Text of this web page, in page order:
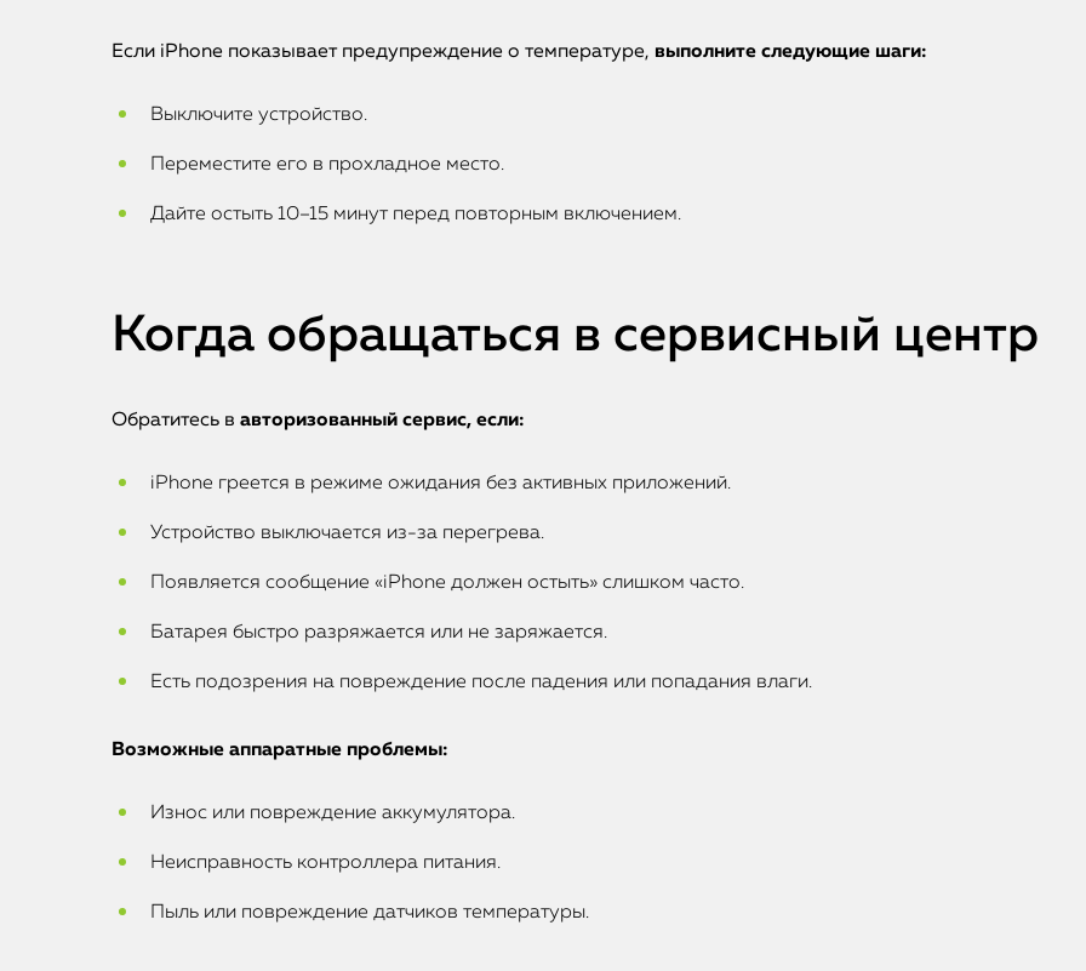
Если iPhone показывает предупреждение о температуре, выполните следующие шаги:
Выключите устройство.
Переместите его в прохладное место.
Дайте остыть 10–15 минут перед повторным включением.
Когда обращаться в сервисный центр
Обратитесь в авторизованный сервис, если:
iPhone греется в режиме ожидания без активных приложений.
Устройство выключается из-за перегрева.
Появляется сообщение «iPhone должен остыть» слишком часто.
Батарея быстро разряжается или не заряжается.
Есть подозрения на повреждение после падения или попадания влаги.
Возможные аппаратные проблемы:
Износ или повреждение аккумулятора.
Неисправность контроллера питания.
Пыль или повреждение датчиков температуры.